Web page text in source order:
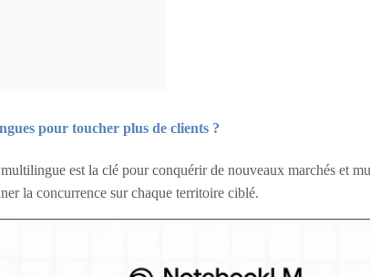
pour toucher plus de clients ?
est la clé pour conquérir de nouveaux marchés et
la concurrence sur chaque territoire ciblé.